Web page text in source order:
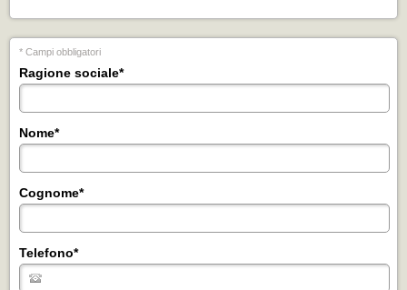
* Campi obbligatori
Ragione sociale*
Nome*
Cognome*
Telefono*